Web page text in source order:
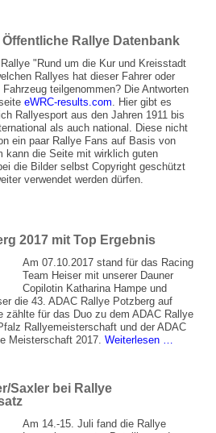
Rallye Datenbank
"Rund um die Kur und Kreisstadt
Rallyes hat dieser Fahrer oder
teilgenommen? Die Antworten
eWRC-results.com . Hier gibt es
Rallyesport aus den Jahren 1911 bis
als auch national. Diese nicht
ein paar Rallye Fans auf Basis von
kann die Seite mit wirklich guten
die Bilder selbst Copyright geschützt
verwendet werden dürfen.
2017 mit Top Ergebnis
Am 07.10.2017 stand für das Racing
Team Heiser mit unserer Dauner
Copilotin Katharina Hampe und
die 43. ADAC Rallye Potzberg auf
zählte für das Duo zu dem ADAC Rallye
Rallyemeisterschaft und der ADAC
Meisterschaft 2017. Weiterlesen …
Saxler bei Rallye
Am 14.-15. Juli fand die Rallye